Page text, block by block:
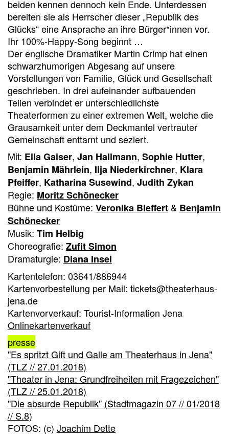
beiden kennen dennoch kein Ende. Unterdessen
bereiten sie als Herrscher dieser „Republik des
Glücks“ eine Ansprache an ihre Bürger*innen vor.
Ihr 100%-Happy-Song beginnt …
Der englische Dramatiker Martin Crimp hat einen
schwarzhumorigen Abgesang auf unsere
Vorstellungen von Familie, Glück und Gesellschaft
geschrieben. In drei aufeinander aufbauenden
Teilen verbindet er unterschiedlichste
Theaterformen zu einer extremen Welt, welche die
Grausamkeit unter dem Deckmantel vertrauter
Gemeinschaft enttarnt und seziert.
Mit: Ella Gaiser, Jan Hallmann, Sophie Hutter,
Benjamin Mährlein, Ilja Niederkirchner, Klara
Pfeiffer, Katharina Susewind, Judith Zykan
Regie: Moritz Schönecker
Bühne und Kostüme: Veronika Bleffert & Benjamin
Schönecker
Musik: Tim Helbig
Choreografie: Zufit Simon
Dramaturgie: Diana Insel
Kartentelefon: 03641/886944
Kartenvorbestellung per Mail: tickets@theaterhaus-
jena.de
Kartenvorverkauf: Tourist-Information Jena
Onlinekartenverkauf
presse
"Es spritzt Gift und Galle am Theaterhaus in Jena"
(TLZ // 27.01.2018)
"Theater in Jena: Grundfreiheiten mit Fragezeichen"
(TLZ // 25.01.2018)
"Die absurde Republik" (Stadtmagazin 07 // 01/2018
// S.8)
FOTOS: (c) Joachim Dette